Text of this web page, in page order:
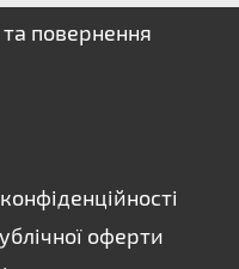
повернення
оферти